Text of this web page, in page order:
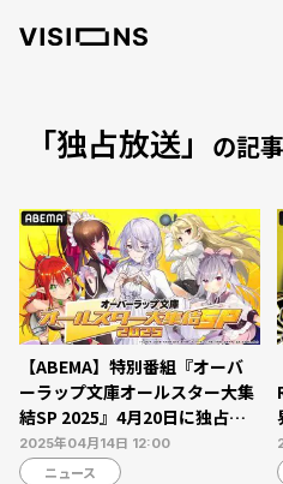
「独占放送」 の記
【ABEMA】特別番組『オーバ
ーラップ文庫オールスター大集
結SP 2025』4月20日に独占無
料生放送 花江夏樹、小野友樹ら
総勢7名が出演
2025年04月14日 12:00
ニュース